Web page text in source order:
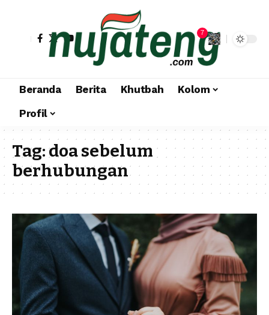
7
Beranda Berita Khutbah
Kolom
Profil
Tag:doa sebelum
berhubungan